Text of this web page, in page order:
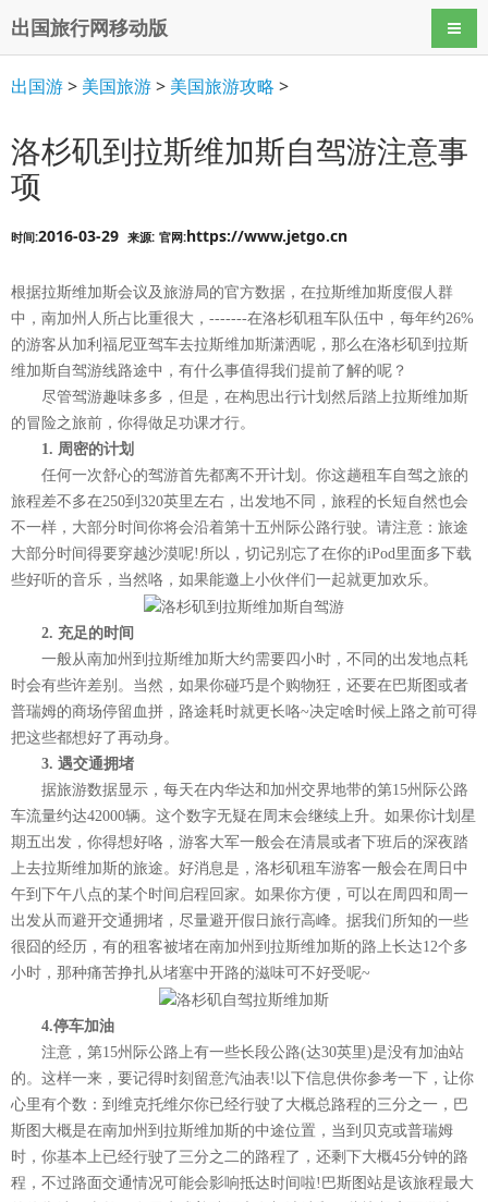
出国旅行网移动版 导航
出国游> 美国旅游> 美国旅游攻略 >
洛杉矶到拉斯维加斯自驾游注意事
项
时间:2016-03-29 来源: 官网:https://www.jetgo.cn
根据拉斯维加斯会议及旅游局的官方数据，在拉斯维加斯度假人群
中，南加州人所占比重很大，-------在洛杉矶租车队伍中，每年约26%
的游客从加利福尼亚驾车去拉斯维加斯潇洒呢，那么在洛杉矶到拉斯
维加斯自驾游线路途中，有什么事值得我们提前了解的呢？
尽管驾游趣味多多，但是，在构思出行计划然后踏上拉斯维加斯
的冒险之旅前，你得做足功课才行。
1. 周密的计划
任何一次舒心的驾游首先都离不开计划。你这趟租车自驾之旅的
旅程差不多在250到320英里左右，出发地不同，旅程的长短自然也会
不一样，大部分时间你将会沿着第十五州际公路行驶。请注意：旅途
大部分时间得要穿越沙漠呢!所以，切记别忘了在你的iPod里面多下载
些好听的音乐，当然咯，如果能邀上小伙伴们一起就更加欢乐。
2. 充足的时间
一般从南加州到拉斯维加斯大约需要四小时，不同的出发地点耗
时会有些许差别。当然，如果你碰巧是个购物狂，还要在巴斯图或者
普瑞姆的商场停留血拼，路途耗时就更长咯~决定啥时候上路之前可得
把这些都想好了再动身。
3. 遇交通拥堵
据旅游数据显示，每天在内华达和加州交界地带的第15州际公路
车流量约达42000辆。这个数字无疑在周末会继续上升。如果你计划星
期五出发，你得想好咯，游客大军一般会在清晨或者下班后的深夜踏
上去拉斯维加斯的旅途。好消息是，洛杉矶租车游客一般会在周日中
午到下午八点的某个时间启程回家。如果你方便，可以在周四和周一
出发从而避开交通拥堵，尽量避开假日旅行高峰。据我们所知的一些
很囧的经历，有的租客被堵在南加州到拉斯维加斯的路上长达12个多
小时，那种痛苦挣扎从堵塞中开路的滋味可不好受呢~
4.停车加油
注意，第15州际公路上有一些长段公路(达30英里)是没有加油站
的。这样一来，要记得时刻留意汽油表!以下信息供你参考一下，让你
心里有个数：到维克托维尔你已经行驶了大概总路程的三分之一，巴
斯图大概是在南加州到拉斯维加斯的中途位置，当到贝克或普瑞姆
时，你基本上已经行驶了三分之二的路程了，还剩下大概45分钟的路
程，不过路面交通情况可能会影响抵达时间啦!巴斯图站是该旅程最大